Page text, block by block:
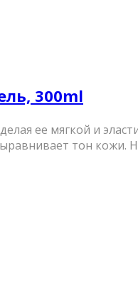
300ml
ее мягкой и
тон кожи.